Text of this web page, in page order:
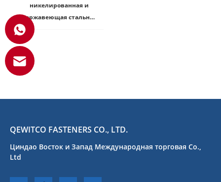
никелированная и
нержавеющая стальная
открывалка для
предназначенная для
коммерческого бара и
QEWITCO FASTENERS CO., LTD.
Циндао Восток и Запад Международная торговая Co.,
Ltd